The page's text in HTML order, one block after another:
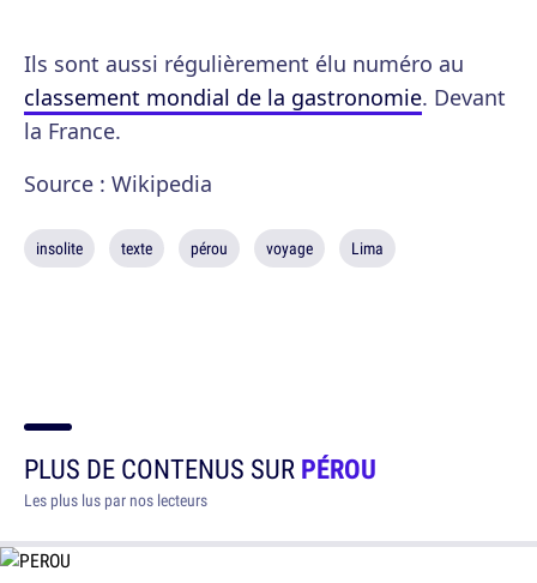
Ils sont aussi régulièrement élu numéro au
classement mondial de la gastronomie. Devant
la France.
Source : Wikipedia
insolite texte pérou voyage Lima
PLUS DE CONTENUS SURPÉROU
Les plus lus par nos lecteurs